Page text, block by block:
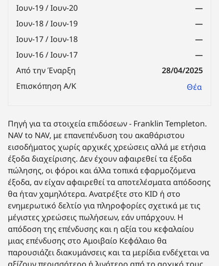
Ιουν-19 / Ιουν-20
—
Ιουν-18 / Ιουν-19
—
Ιουν-17 / Ιουν-18
—
Ιουν-16 / Ιουν-17
—
Από την Έναρξη
28/04/2025
Επισκόπηση Α/Κ
Θέα
Πηγή για τα στοιχεία επιδόσεων - Franklin Templeton.
NAV to NAV, με επανεπένδυση του ακαθάριστου
εισοδήματος χωρίς αρχικές χρεώσεις αλλά με ετήσια
έξοδα διαχείρισης. Δεν έχουν αφαιρεθεί τα έξοδα
πώλησης, οι φόροι και άλλα τοπικά εφαρμοζόμενα
έξοδα, αν είχαν αφαιρεθεί τα αποτελέσματα απόδοσης
θα ήταν χαμηλότερα. Ανατρέξτε στο KID ή στο
ενημερωτικό δελτίο για πληροφορίες σχετικά με τις
μέγιστες χρεώσεις πωλήσεων, εάν υπάρχουν. Η
απόδοση της επένδυσης και η αξία του κεφαλαίου
μιας επένδυσης στο Αμοιβαίο Κεφάλαιο θα
παρουσιάζει διακυμάνσεις και τα μερίδια ενδέχεται να
αξίζουν περισσότερο ή λιγότερο από το αρχικό τους